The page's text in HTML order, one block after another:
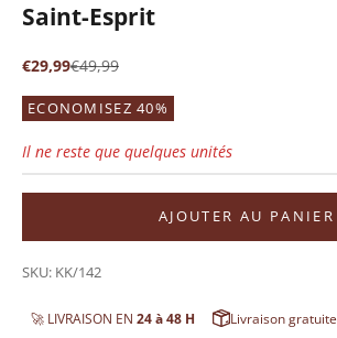
Saint-Esprit
Prix de vente
€29,99Prix normal
€49,99
ECONOMISEZ 40%
Il ne reste que quelques unités
AJOUTER AU PANIER
SKU: KK/142
🚀 LIVRAISON EN 24 à 48 H Livraison gratuite